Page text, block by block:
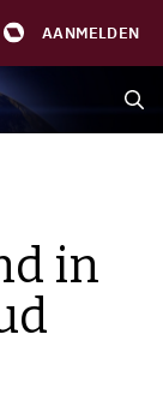
AANMELDEN
in